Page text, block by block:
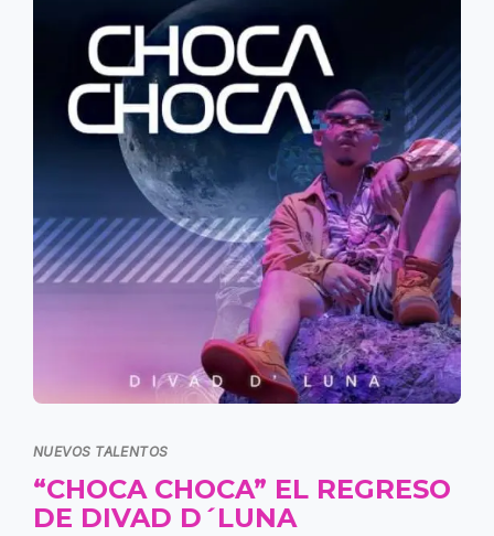
NUEVOS TALENTOS
“CHOCA CHOCA” EL REGRESO
DE DIVAD D´LUNA